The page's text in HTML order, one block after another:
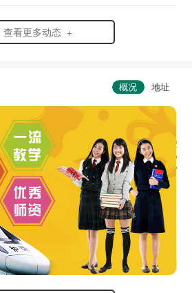
州积石山县，灾情范围波及到了甘肃、青海
两省。...
查看更多动态 +